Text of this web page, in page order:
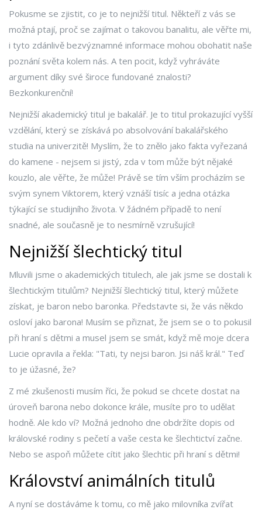
Pokusme se zjistit, co je to nejnižší titul. Někteří z vás se
možná ptají, proč se zajímat o takovou banalitu, ale věřte mi,
i tyto zdánlivě bezvýznamné informace mohou obohatit naše
poznání světa kolem nás. A ten pocit, když vyhráváte
argument díky své široce fundované znalosti?
Bezkonkurenční!
Nejnižší akademický titul je bakalář. Je to titul prokazující vyšší
vzdělání, který se získává po absolvování bakalářského
studia na univerzitě! Myslím, že to znělo jako fakta vyřezaná
do kamene - nejsem si jistý, zda v tom může být nějaké
kouzlo, ale věřte, že může! Právě se tím vším procházím se
svým synem Viktorem, který vznáší tisíc a jedna otázka
týkající se studijního života. V žádném případě to není
snadné, ale současně je to nesmírně vzrušující!
Nejnižší šlechtický titul
Mluvili jsme o akademických titulech, ale jak jsme se dostali k
šlechtickým titulům? Nejnižší šlechtický titul, který můžete
získat, je baron nebo baronka. Představte si, že vás někdo
osloví jako barona! Musím se přiznat, že jsem se o to pokusil
při hraní s dětmi a musel jsem se smát, když mě moje dcera
Lucie opravila a řekla: "Tati, ty nejsi baron. Jsi náš král." Teď
to je úžasné, že?
Z mé zkušenosti musím říci, že pokud se chcete dostat na
úroveň barona nebo dokonce krále, musíte pro to udělat
hodně. Ale kdo ví? Možná jednoho dne obdržíte dopis od
královské rodiny s pečetí a vaše cesta ke šlechtictví začne.
Nebo se aspoň můžete cítit jako šlechtic při hraní s dětmi!
Království animálních titulů
A nyní se dostáváme k tomu, co mě jako milovníka zvířat